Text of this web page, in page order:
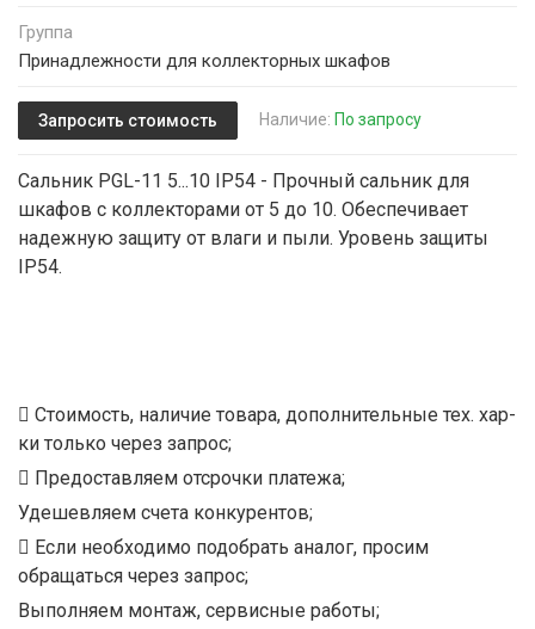
Группа
Принадлежности для коллекторных шкафов
Запросить стоимость Наличие: По запросу
Сальник PGL-11 5...10 IP54 - Прочный сальник для
шкафов с коллекторами от 5 до 10. Обеспечивает
надежную защиту от влаги и пыли. Уровень защиты
IP54.
Стоимость, наличие товара, дополнительные тех. хар-
ки только через запрос;
Предоставляем отсрочки платежа;
Удешевляем счета конкурентов;
Если необходимо подобрать аналог, просим
обращаться через запрос;
Выполняем монтаж, сервисные работы;